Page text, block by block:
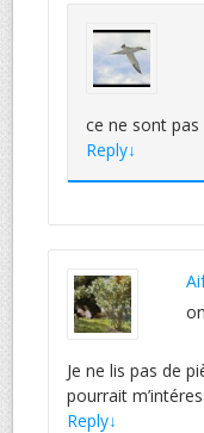
ce ne sont pas
Reply↓
on
Je ne lis pas de
pourrait
Reply↓